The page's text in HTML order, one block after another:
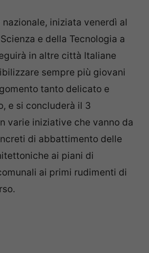
nazionale, iniziata venerdì al
e della Tecnologia a
in altre città Italiane
sempre più giovani
tanto delicato e
e si concluderà il 3
varie iniziative che vanno da
di abbattimento delle
ai piani di
ai primi rudimenti di